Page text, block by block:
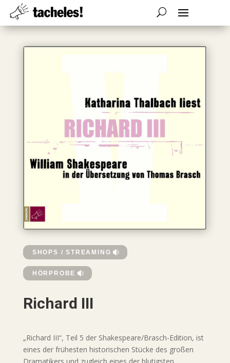
SHOPS / STREAMING
HÖRPROBE
Richard III
„Richard III“, Teil 5 der Shakespeare/Brasch-Edition, ist
eines der frühesten historischen Stücke des großen